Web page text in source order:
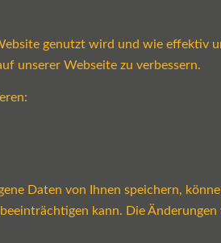
genutzt wird und wie effektiv
unserer Webseite zu verbessern.
Daten von Ihnen speichern,
kann. Die